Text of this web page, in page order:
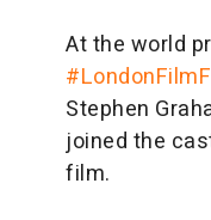
At the world
Stephen
joined the
film.